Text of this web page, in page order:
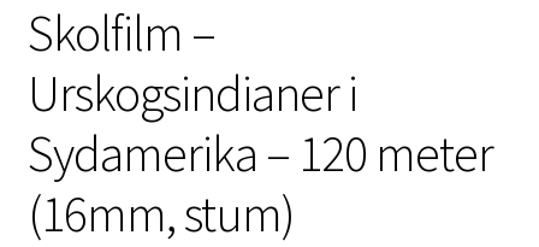
Konto
Varukorg
Direktbetalning
Skolfilm –
Urskogsindianer i
Sydamerika – 120 meter
(16mm, stum)